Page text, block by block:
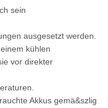
sein
ausgesetzt werden.
kühlen
vor direkter
Akkus gemä&szlig